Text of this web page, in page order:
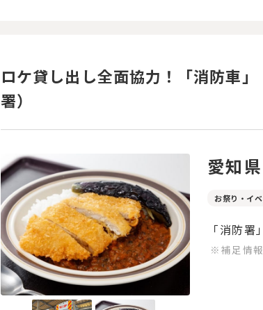
ロケ貸し出し全面協力！「消防車
署）
愛知県
お祭り・イ
「消防
※補足情報